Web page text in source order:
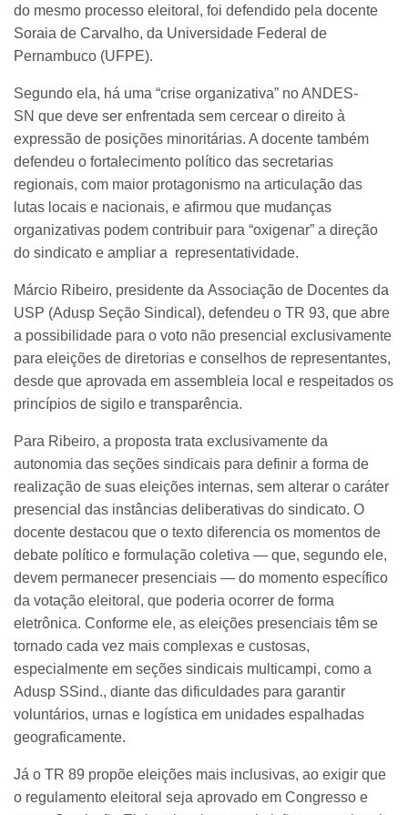
do mesmo processo eleitoral, foi defendido pela docente
Soraia de Carvalho, da Universidade Federal de
Pernambuco (UFPE).
Segundo ela, há uma “crise organizativa” no ANDES-
SN que deve ser enfrentada sem cercear o direito à
expressão de posições minoritárias. A docente também
defendeu o fortalecimento político das secretarias
regionais, com maior protagonismo na articulação das
lutas locais e nacionais, e afirmou que mudanças
organizativas podem contribuir para “oxigenar” a direção
do sindicato e ampliar a representatividade.
Márcio Ribeiro, presidente da Associação de Docentes da
USP (Adusp Seção Sindical), defendeu o TR 93, que abre
a possibilidade para o voto não presencial exclusivamente
para eleições de diretorias e conselhos de representantes,
desde que aprovada em assembleia local e respeitados os
princípios de sigilo e transparência.
Para Ribeiro, a proposta trata exclusivamente da
autonomia das seções sindicais para definir a forma de
realização de suas eleições internas, sem alterar o caráter
presencial das instâncias deliberativas do sindicato. O
docente destacou que o texto diferencia os momentos de
debate político e formulação coletiva — que, segundo ele,
devem permanecer presenciais — do momento específico
da votação eleitoral, que poderia ocorrer de forma
eletrônica. Conforme ele, as eleições presenciais têm se
tornado cada vez mais complexas e custosas,
especialmente em seções sindicais multicampi, como a
Adusp SSind., diante das dificuldades para garantir
voluntários, urnas e logística em unidades espalhadas
geograficamente.
Já o TR 89 propõe eleições mais inclusivas, ao exigir que
o regulamento eleitoral seja aprovado em Congresso e